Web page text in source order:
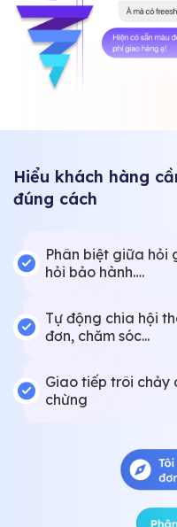
Hiểu khách hàng
đúng cách
Phân biệt giữa hỏi
hỏi bảo hành….
Tự động chia hội
đơn, chăm sóc...
Giao tiếp trôi chảy
chừng